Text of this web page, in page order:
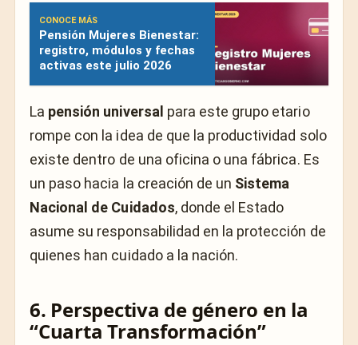
CONOCE MÁS
Pensión Mujeres Bienestar:
registro, módulos y fechas
activas este julio 2026
La pensión universal para este grupo etario
rompe con la idea de que la productividad solo
existe dentro de una oficina o una fábrica. Es
un paso hacia la creación de un Sistema
Nacional de Cuidados, donde el Estado
asume su responsabilidad en la protección de
quienes han cuidado a la nación.
6. Perspectiva de género en la
“Cuarta Transformación”